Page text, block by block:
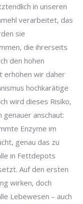
in unseren
verarbeitet, das
sie
die ihrerseits
den hohen
erhöhen wir daher
hochkarätige
wird dieses Risiko,
genauer anschaut:
Enzyme im
genau das zu
in Fettdepots
Auf den ersten
wirken, doch
Lebewesen – auch